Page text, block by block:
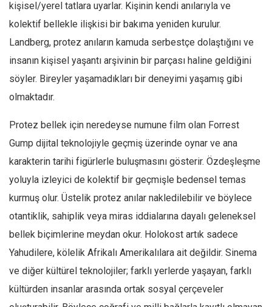
kişisel/yerel tatlara uyarlar. Kişinin kendi anılarıyla ve
kolektif bellekle ilişkisi bir bakıma yeniden kurulur.
Landberg, protez anıların kamuda serbestçe dolaştığını ve
insanın kişisel yaşantı arşivinin bir parçası haline geldiğini
söyler. Bireyler yaşamadıkları bir deneyimi yaşamış gibi
olmaktadır.
Protez bellek için neredeyse numune film olan Forrest
Gump dijital teknolojiyle geçmiş üzerinde oynar ve ana
karakterin tarihi figürlerle buluşmasını gösterir. Özdeşleşme
yoluyla izleyici de kolektif bir geçmişle bedensel temas
kurmuş olur. Üstelik protez anılar nakledilebilir ve böylece
otantiklik, sahiplik veya miras iddialarına dayalı geleneksel
bellek biçimlerine meydan okur. Holokost artık sadece
Yahudilere, kölelik Afrikalı Amerikalılara ait değildir. Sinema
ve diğer kültürel teknolojiler; farklı yerlerde yaşayan, farklı
kültürden insanlar arasında ortak sosyal çerçeveler